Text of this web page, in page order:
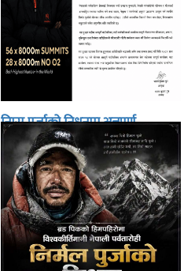
निम्स पुर्जाको निधनमा अन्नपूर्ण
गाउँपालिकाद्वारा शोक बिदा